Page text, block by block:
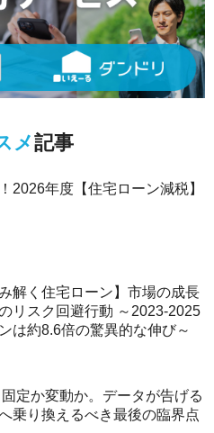
メ記事
2026年度【住宅ローン減税】
解く住宅ローン】市場の成長
リスク回避行動 ～2023-2025
は約8.6倍の驚異的な伸び～
定か変動か。データが告げる
乗り換えるべき最後の臨界点